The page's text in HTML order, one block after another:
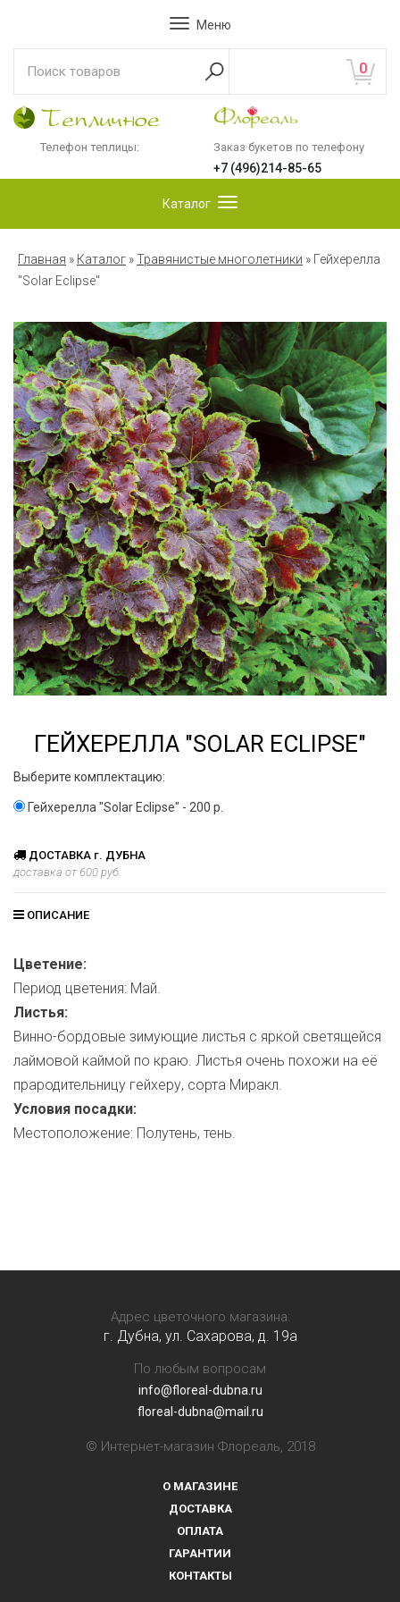
Меню
0
Телефон теплицы: Заказ букетов по телефону
+7 (496)214-85-65
Каталог
Главная » Каталог »Травянистые многолетники » Гейхерелла
"Solar Eclipse"
ГЕЙХЕРЕЛЛА "SOLAR ECLIPSE"
Выберите комплектацию:
Гейхерелла "Solar Eclipse" - 200 р.
ДОСТАВКА г. ДУБНА
доставка от 600 руб.
ОПИСАНИЕ
Цветение:
Период цветения: Май.
Листья:
Винно-бордовые зимующие листья с яркой светящейся
лаймовой каймой по краю. Листья очень похожи на её
прародительницу гейхеру, сорта Миракл.
Условия посадки:
Местоположение: Полутень, тень.
Адрес цветочного магазина:
г. Дубна, ул. Сахарова, д. 19a
По любым вопросам
info@floreal-dubna.ru
floreal-dubna@mail.ru
© Интернет-магазин Флореаль, 2018
О МАГАЗИНЕ
ДОСТАВКА
ОПЛАТА
ГАРАНТИИ
КОНТАКТЫ